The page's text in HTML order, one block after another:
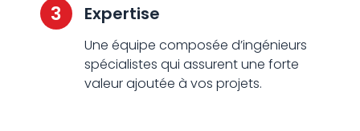
3 Expertise
Une équipe composée d’ingénieurs
spécialistes qui assurent une forte
valeur ajoutée à vos projets.